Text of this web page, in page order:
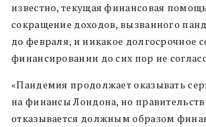
известно, текущая финансовая
сокращение доходов, вызванного
до февраля, и никакое долгосрочное
финансировании до сих пор не
«Пандемия продолжает оказывать
на финансы Лондона, но
отказывается должным образом